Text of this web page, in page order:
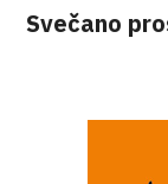
Svečano